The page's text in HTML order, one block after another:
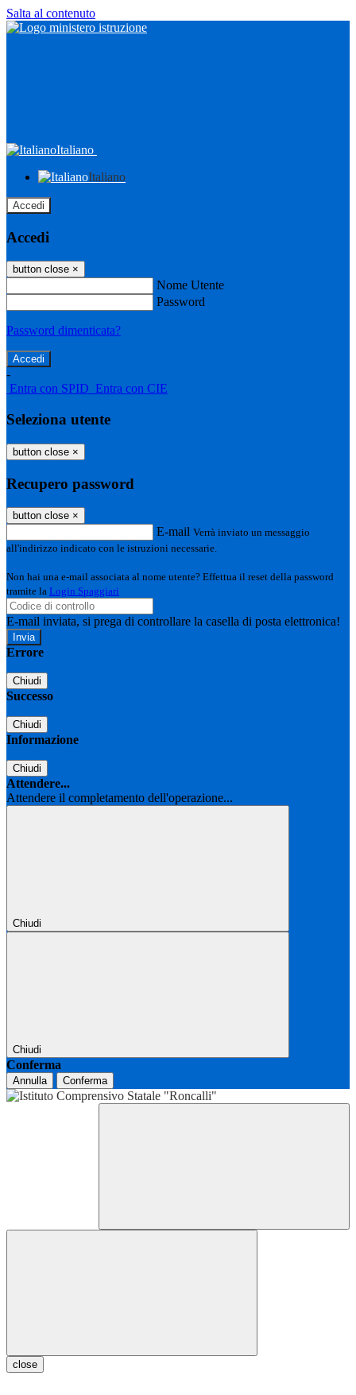
Salta al contenuto
Italiano
Italiano
Accedi
Accedi
button close ×
Nome Utente
Password
Password dimenticata?
-
Entra con SPID Entra con CIE
Seleziona utente
button close ×
Recupero password
button close ×
E-mail Verrà inviato un messaggio
all'indirizzo indicato con le istruzioni necessarie.
Non hai una e-mail associata al nome utente? Effettua il reset della password
tramite la Login Spaggiari
E-mail inviata, si prega di controllare la casella di posta elettronica!
Errore
Chiudi
Successo
Chiudi
Informazione
Chiudi
Attendere...
Attendere il completamento dell'operazione...
Chiudi
Chiudi
Conferma
Annulla Conferma
close